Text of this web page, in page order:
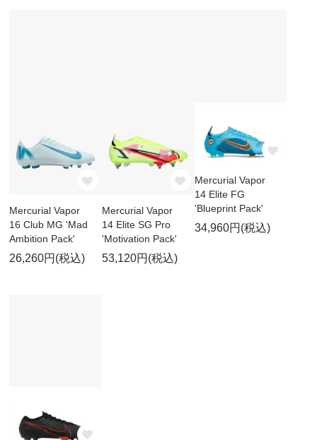
Mercurial Vapor
16 Club MG 'Mad
Ambition Pack'
26,260円(税込)
Mercurial Vapor
14 Elite SG Pro
'Motivation Pack'
53,120円(税込)
Mercurial Vapor
14 Elite FG
'Blueprint Pack'
34,960円(税込)